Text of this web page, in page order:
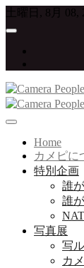
Skip
content
土曜日, 8月 08,
Camera
写真が大好き
Home
カメピに
特別企画
誰
誰
写真展
写
カ